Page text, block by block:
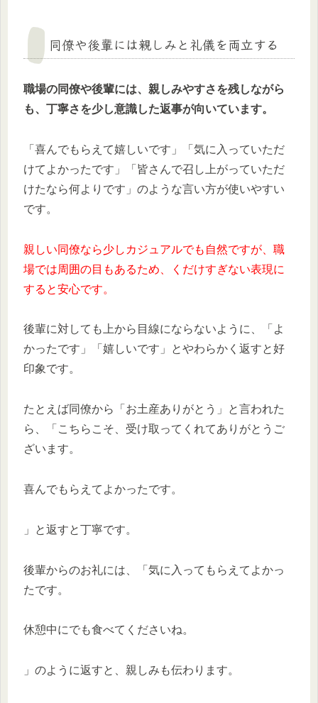
同僚や後輩には親しみと礼儀を両立する
職場の同僚や後輩には、親しみやすさを残しながら
も、丁寧さを少し意識した返事が向いています。
「喜んでもらえて嬉しいです」「気に入っていただ
けてよかったです」「皆さんで召し上がっていただ
けたなら何よりです」のような言い方が使いやすい
です。
親しい同僚なら少しカジュアルでも自然ですが、職
場では周囲の目もあるため、くだけすぎない表現に
すると安心です。
後輩に対しても上から目線にならないように、「よ
かったです」「嬉しいです」とやわらかく返すと好
印象です。
たとえば同僚から「お土産ありがとう」と言われた
ら、「こちらこそ、受け取ってくれてありがとうご
ざいます。
喜んでもらえてよかったです。
」と返すと丁寧です。
後輩からのお礼には、「気に入ってもらえてよかっ
たです。
休憩中にでも食べてくださいね。
」のように返すと、親しみも伝わります。